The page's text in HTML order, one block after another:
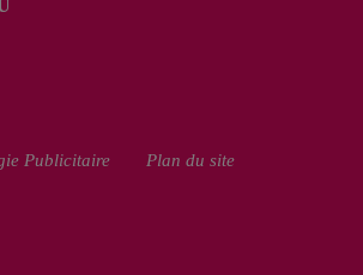
Publicitaire Plan du site